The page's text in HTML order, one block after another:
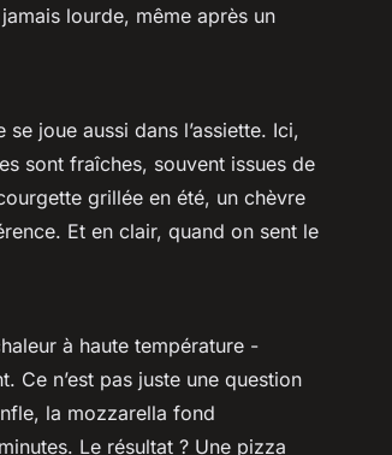
lourde, même après un
joue aussi dans l’assiette. Ici,
sont fraîches, souvent issues de
grillée en été, un chèvre
Et en clair, quand on sent le
à haute température -
Ce n’est pas juste une question
la mozzarella fond
Le résultat ? Une pizza